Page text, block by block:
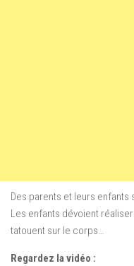
Des parents et leurs enfants
Les enfants dévoient
tatouent sur le corps…
Regardez la vidéo :